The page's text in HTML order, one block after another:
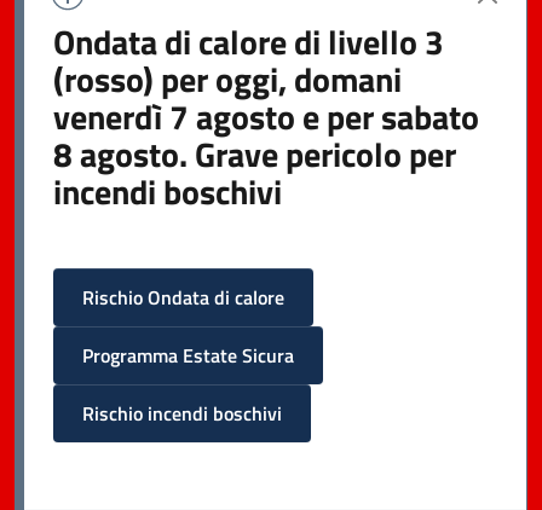
Ondata di calore di livello 3
(rosso) per oggi, domani
venerdì 7 agosto e per sabato
8 agosto. Grave pericolo per
incendi boschivi
Rischio Ondata di calore
Programma Estate Sicura
Rischio incendi boschivi